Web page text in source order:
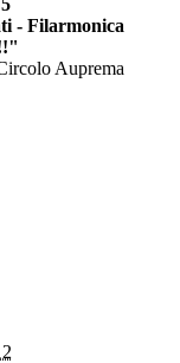
- Filarmonica
Auprema